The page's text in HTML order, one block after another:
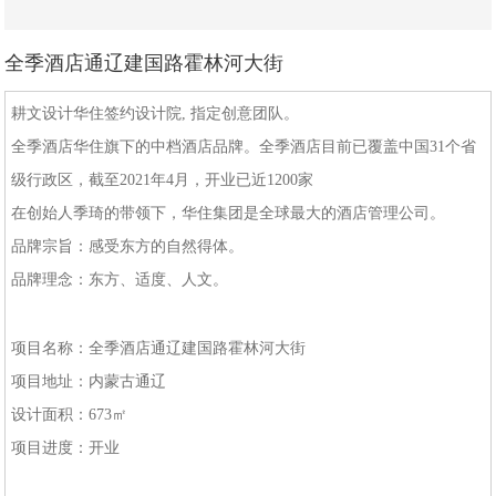
全季酒店通辽建国路霍林河大街
耕文设计华住签约设计院, 指定创意团队。
全季酒店华住旗下的中档酒店品牌。全季酒店目前已覆盖中国31个省
级行政区，截至2021年4月，开业已近1200家
在创始人季琦的带领下，华住集团是全球最大的酒店管理公司。
品牌宗旨：感受东方的自然得体。
品牌理念：东方、适度、人文。
项目名称：全季酒店通辽建国路霍林河大街
项目地址：内蒙古通辽
设计面积：673㎡
项目进度：开业